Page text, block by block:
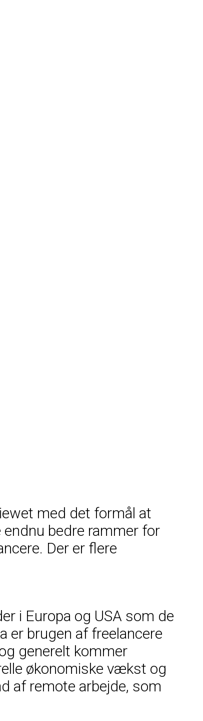
med det formål at
bedre rammer for
Der er flere
i Europa og USA som de
er brugen af freelancere
generelt kommer
økonomiske vækst og
af remote arbejde, som